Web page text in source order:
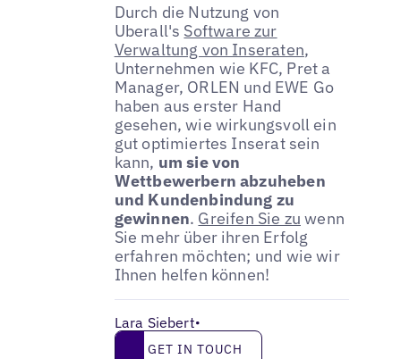
Durch die Nutzung von
Uberall's Software zur
Verwaltung von Inseraten,
Unternehmen wie KFC, Pret a
Manager, ORLEN und EWE Go
haben aus erster Hand
gesehen, wie wirkungsvoll ein
gut optimiertes Inserat sein
kann, um sie von
Wettbewerbern abzuheben
und Kundenbindung zu
gewinnen. Greifen Sie zu wenn
Sie mehr über ihren Erfolg
erfahren möchten; und wie wir
Ihnen helfen können!
Lara Siebert•
Get in touch
GET IN TOUCH